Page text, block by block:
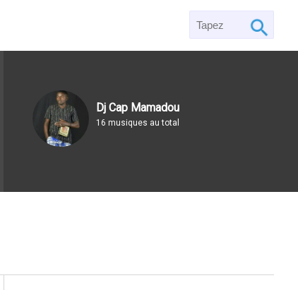
Dj Cap Mamadou
16 musiques au total